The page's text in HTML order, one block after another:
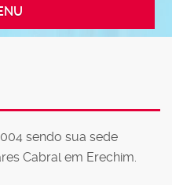
sendo sua sede
Cabral em Erechim.